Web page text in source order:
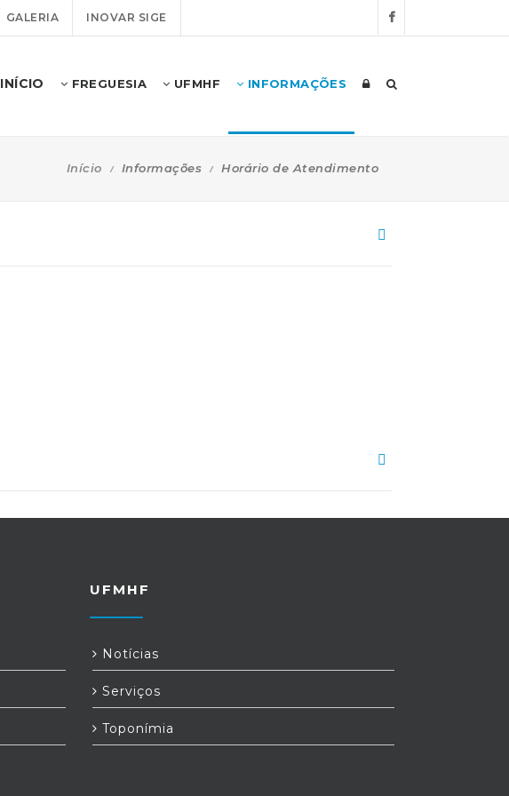
GALERIA INOVAR SIGE
INÍCIO FREGUESIA UFMHF INFORMAÇÕES
Início Informações Horário de Atendimento
UFMHF
Notícias
Serviços
Toponímia